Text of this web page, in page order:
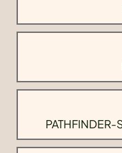
PATHFINDER-